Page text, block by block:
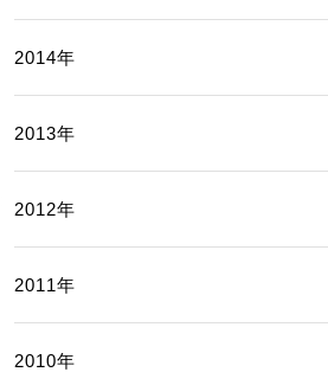
2014年
2013年
2012年
2011年
2010年